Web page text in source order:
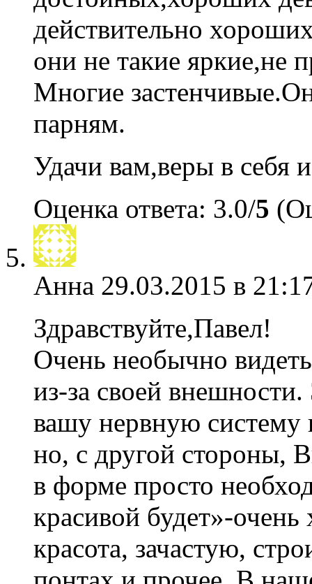
действительно
они не такие яркие,не
Многие
парням.
Удачи вам,веры в себя
Оценка ответа: 3.0/5
Анна 29.03.2015 в
Здравствуйте,Павел!
Очень необычно
из-за своей
вашу нервную систему
но, с другой стороны,
в форме просто
красивой будет»-
красота, зачастую,